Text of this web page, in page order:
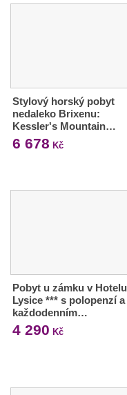
Stylový horský pobyt
nedaleko Brixenu:
Kessler's Mountain…
6 678 Kč
Pobyt u zámku v Hotelu
Lysice *** s polopenzí a
každodenním…
4 290 Kč